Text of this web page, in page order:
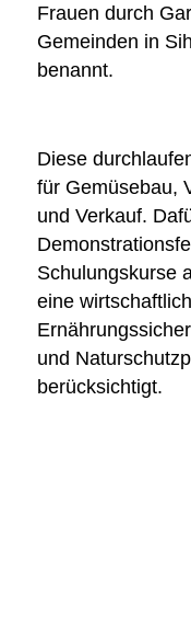
Frauen durch
Gemeinden in
benannt.
Diese
für Gemüsebau,
und Verkauf.
Schulungskurse
eine
und
berücksichtigt.